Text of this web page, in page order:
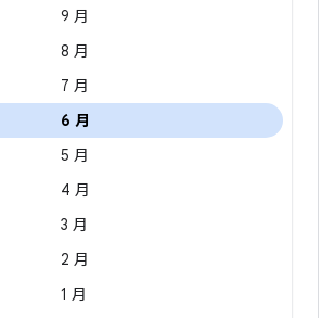
9 月
8 月
7 月
6 月
5 月
4 月
3 月
2 月
1 月